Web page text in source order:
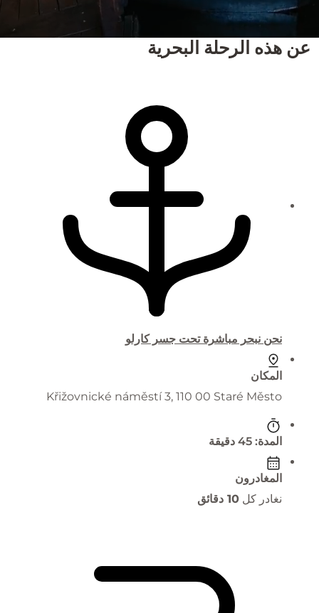
عن هذه الرحلة البحرية
نحن نبحر مباشرة تحت جسر كارلو
المكان
Křižovnické náměstí 3, 110 00 Staré Město
المدة: 45 دقيقة
المغادرون
نغادر كل 10 دقائق